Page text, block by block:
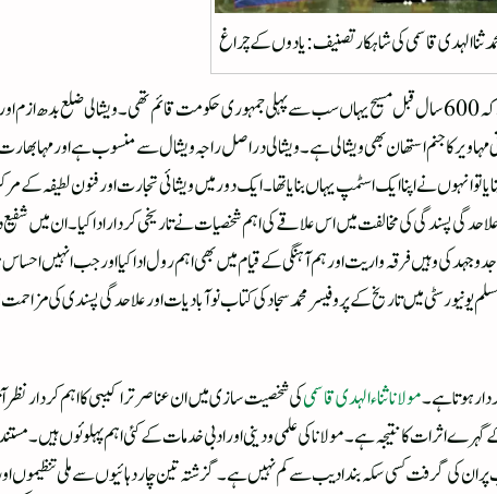
ثنا الہدی قاسمی کی شاہکار تصنیف :یادوں کے چراغ
بہار کا ویشالی ضلع کی تاریخ کومہابھارت کی تاریخ سے جوڑا جاتا ہے۔مورخین کایہ بھی دعویٰ ہے کہ 600سال قبل مسیح یہاں سب سے پہلی
مہاویر کا جنم استھان بھی ویشالی ہے۔ویشالی دراصل راجہ ویشال سے منسوب ہے اور
انہوں نے اپنا ایک اسٹمپ یہاں بنایا تھا۔ایک دور میں ویشائی تجارت اور فنون لطیفہ کے
کے انقلاب کے بعد نوآبادیات اور علاحدگی پسندگی کی مخالفت میں اس علاقے کی اہم شخصیات نے تاریخی کردار ادا
وہیں فرقہ واریت اورہم آہنگی کے قیام میں بھی اہم رول ادا کیا اور جب انہیں احساس
میں تاریخ کے پروفیسر محمد سجاد کی کتاب نوآبادیات اور علاحدگی پسندی کی
ہوتا ہے۔مولانا ثناء الہدی قاسمیکی شخصیت سازی میں ان عناصر تراکیبی کا اہم کردار
کا نتیجہ ہے۔ مولانا کی علمی و دینی اور ادبی خدمات کے کئی اہم پہلوئوں ہیں ۔
پر ان کی گرفت کسی سکہ بند ادیب سے کم نہیں ہے۔گزشتہ تین چار دہائیوں سے ملی